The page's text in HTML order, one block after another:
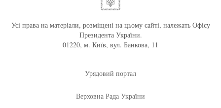
Усі права на матеріали, розміщені на цьому сайті, належать Офісу
Президента України.
01220, м. Київ, вул. Банкова, 11
Урядовий портал
Верховна Рада України